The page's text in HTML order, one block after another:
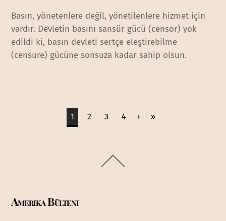
Basın, yönetenlere değil, yönetilenlere hizmet için
vardır. Devletin basını sansür gücü (censor) yok
edildi ki, basın devleti sertçe eleştirebilme
(censure) gücüne sonsuza kadar sahip olsun.
1 2 3 4 › »
To
Amerika Bülteni